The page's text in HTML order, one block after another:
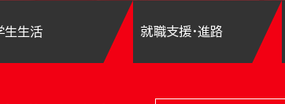
生生活 就職支援・進路